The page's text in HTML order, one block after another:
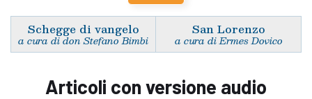
Schegge di vangelo
a cura di don Stefano Bimbi
San Lorenzo
a cura di Ermes Dovico
Articoli con versione audio